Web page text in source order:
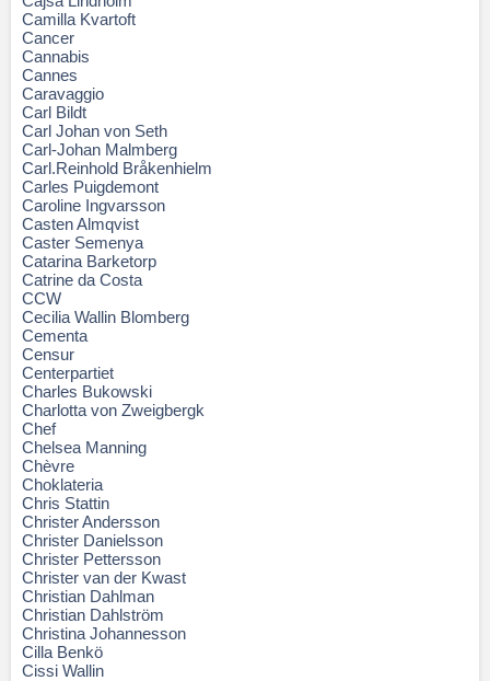
Camilla Kvartoft
Cancer
Cannabis
Cannes
Caravaggio
Carl Bildt
Carl Johan von Seth
Carl-Johan Malmberg
Carl.Reinhold Bråkenhielm
Carles Puigdemont
Caroline Ingvarsson
Casten Almqvist
Caster Semenya
Catarina Barketorp
Catrine da Costa
CCW
Cecilia Wallin Blomberg
Cementa
Censur
Centerpartiet
Charles Bukowski
Charlotta von Zweigbergk
Chef
Chelsea Manning
Chèvre
Choklateria
Chris Stattin
Christer Andersson
Christer Danielsson
Christer Pettersson
Christer van der Kwast
Christian Dahlman
Christian Dahlström
Christina Johannesson
Cilla Benkö
Cissi Wallin